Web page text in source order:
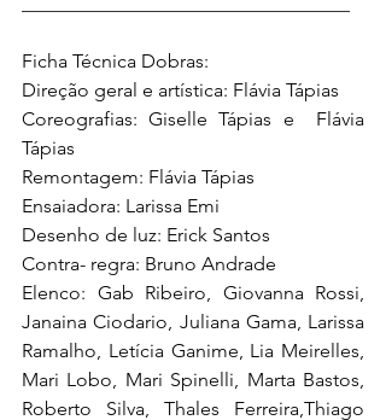
Ficha Técnica Dobras:
Direção geral e artística: Flávia Tápias
Coreografias: Giselle Tápias e  Flávia
Tápias
Remontagem: Flávia Tápias
Ensaiadora: Larissa Emi
Desenho de luz: Erick Santos
Contra- regra: Bruno Andrade
Elenco: Gab Ribeiro, Giovanna Rossi,
Janaina Ciodario, Juliana Gama, Larissa
Ramalho, Letícia Ganime, Lia Meirelles,
Mari Lobo, Mari Spinelli, Marta Bastos,
Roberto Silva, Thales Ferreira,Thiago